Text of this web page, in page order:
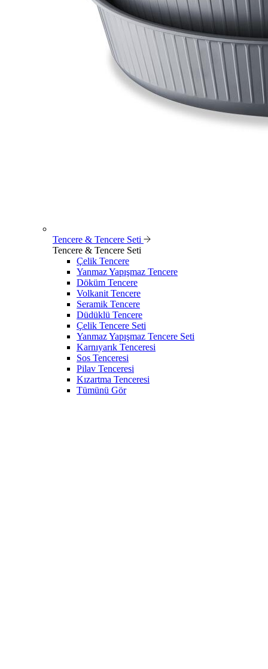
Tencere & Tencere Seti
Tencere & Tencere Seti
Çelik Tencere
Yanmaz Yapışmaz Tencere
Döküm Tencere
Volkanit Tencere
Seramik Tencere
Düdüklü Tencere
Çelik Tencere Seti
Yanmaz Yapışmaz Tencere Seti
Karnıyarık Tenceresi
Sos Tenceresi
Pilav Tenceresi
Kızartma Tenceresi
Tümünü Gör